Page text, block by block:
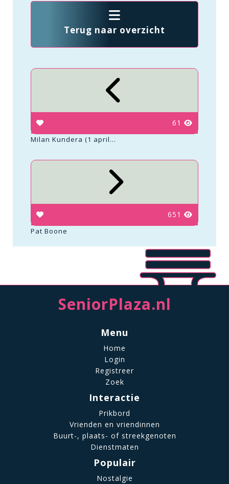
Terug naar overzicht
61
Milan Kundera (1 april...
651
Pat Boone
SeniorPlaza.nl
Menu
Home
Login
Registreer
Zoek
Interactie
Prikbord
Vrienden en vriendinnen
Buurt-, plaats- of streekgenoten
Dienstmaten
Populair
Nostalgie